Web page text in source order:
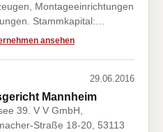
Montageeinrichtungen
Stammkapital:…
ansehen
29.06.2016
Mannheim
39. V V GmbH,
Straße 18-20, 53113